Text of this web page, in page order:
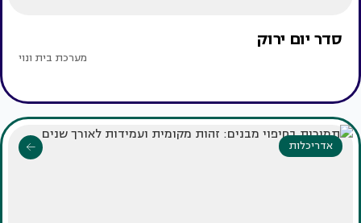
סדר יום ירוק
מערכת בית ונוי
אדריכלות